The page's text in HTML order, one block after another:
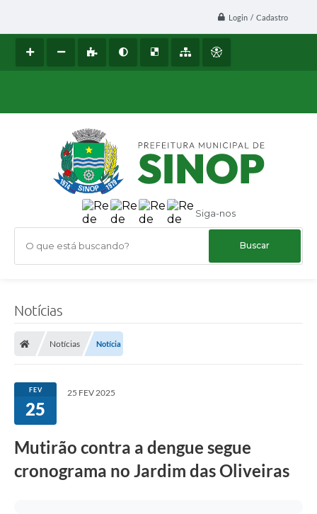
Login / Cadastro
Siga-nos
O que está buscando?
Notícias
Notícias Notícia
FEV
25
25 FEV 2025
Mutirão contra a dengue segue
cronograma no Jardim das Oliveiras